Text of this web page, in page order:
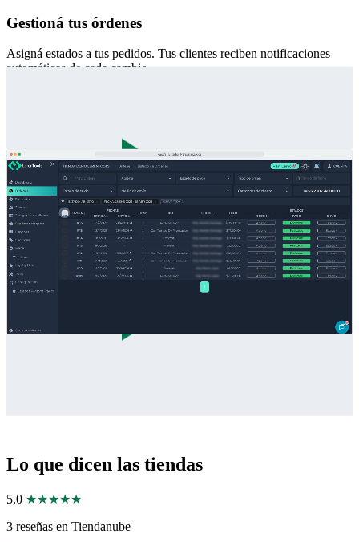
Gestioná tus órdenes
Asigná estados a tus pedidos. Tus clientes reciben notificaciones
automáticas de cada cambio.
Lo que dicen las tiendas
5,0 ★★★★★
3 reseñas en Tiendanube